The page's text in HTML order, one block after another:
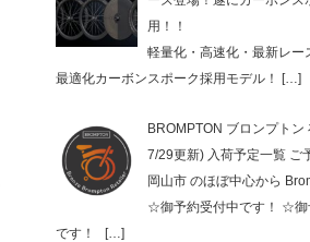
用！！
軽量化・高速化・最新レー
最適化カーボンスポーク採用モデル！
[…]
BROMPTON ブロンプトン
7/29更新) 入荷予定一覧 ご
岡山市 のほぼ中心から
☆御予約受付中です！ ☆御
です！
[…]